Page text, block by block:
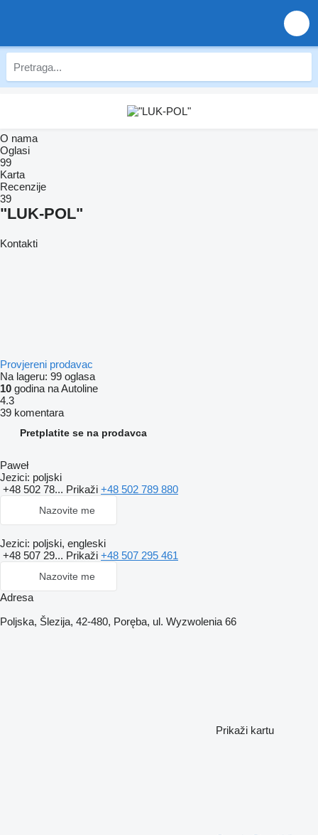
O nama
Oglasi
99
Karta
Recenzije
39
"LUK-POL"
Kontakti
Provjereni prodavac
Na lageru: 99 oglasa
10 godina na Autoline
4.3
39 komentara
Pretplatite se na prodavca
Paweł
Jezici: poljski
+48 502 78... Prikaži +48 502 789 880
Nazovite me
Jezici: poljski, engleski
+48 507 29... Prikaži +48 507 295 461
Nazovite me
Adresa
Poljska, Šlezija, 42-480, Poręba, ul. Wyzwolenia 66
Prikaži kartu